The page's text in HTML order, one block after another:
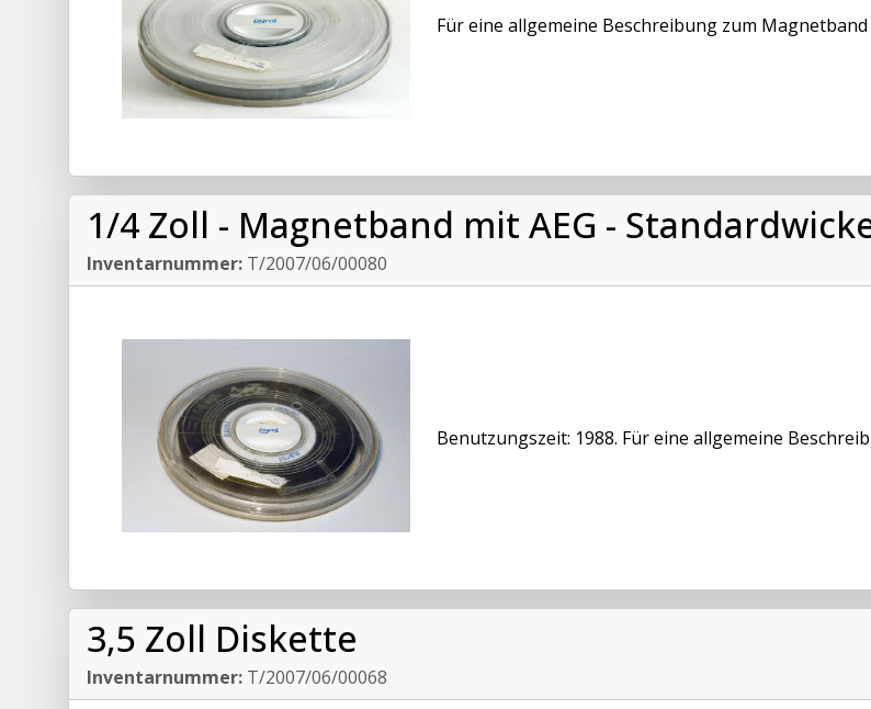
Für eine allgemeine Beschreibung zum
1/4 Zoll - Magnetband mit AEG -
Inventarnummer: T/2007/06/00080
Benutzungszeit: 1988. Für eine allgemeine
3,5 Zoll Diskette
Inventarnummer: T/2007/06/00068